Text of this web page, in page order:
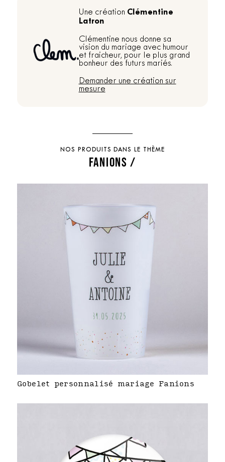
Une création Clémentine
Latron
Clémentine nous donne sa
vision du mariage avec humour
et fraicheur, pour le plus grand
bonheur des futurs mariés.
Demander une création sur
mesure
NOS PRODUITS DANS LE THÈME
FANIONS /
Gobelet personnalisé mariage Fanions